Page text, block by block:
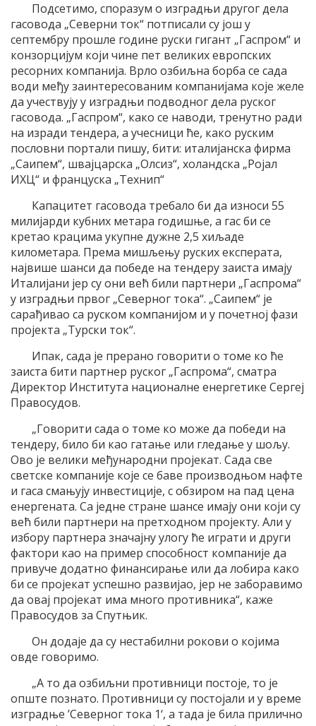
Подсетимо, споразум о изградњи другог дела
гасовода „Северни ток“ потписали су још у
септембру прошле године руски гигант „Гаспром“ и
конзорцијум који чине пет великих европских
ресорних компанија. Врло озбиљна борба се сада
води међу заинтересованим компанијама које желе
да учествују у изградњи подводног дела руског
гасовода. „Гаспром“, како се наводи, тренутно ради
на изради тендера, а учесници ће, како руским
пословни портали пишу, бити: италијанска фирма
„Саипем“, швајцарска „Олсиз“, холандска „Ројал
ИХЦ“ и француска „Технип“
Капацитет гасовода требало би да износи 55
милијарди кубних метара годишње, а гас би се
кретао крацима укупне дужне 2,5 хиљаде
километара. Према мишљењу руских експерата,
највише шанси да победе на тендеру заиста имају
Италијани јер су они већ били партнери „Гаспрома“
у изградњи првог „Северног тока“. „Саипем“ је
сарађивао са руском компанијом и у почетној фази
пројекта „Турски ток“.
Ипак, сада је прерано говорити о томе ко ће
заиста бити партнер руског „Гаспрома“, сматра
Директор Института националне енергетике Сергеј
Правосудов.
„Говорити сада о томе ко може да победи на
тендеру, било би као гатање или гледање у шољу.
Ово је велики међународни пројекат. Сада све
светске компаније које се баве производњом нафте
и гаса смањују инвестиције, с обзиром на пад цена
енергената. Са једне стране шансе имају они који су
већ били партнери на претходном пројекту. Али у
избору партнера значајну улогу ће играти и други
фактори као на пример способност компаније да
привуче додатно финансирање или да лобира како
би се пројекат успешно развијао, јер не заборавимо
да овај пројекат има много противника“, каже
Правосудов за Спутњик.
Он додаје да су нестабилни рокови о којима
овде говоримо.
„А то да озбиљни противници постоје, то је
опште познато. Противници су постојали и у време
изградње ’Северног тока 1‘, а тада је била прилично